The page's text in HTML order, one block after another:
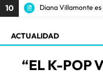
10 Diana Villamonte
ACTUALIDAD
“EL K-POP